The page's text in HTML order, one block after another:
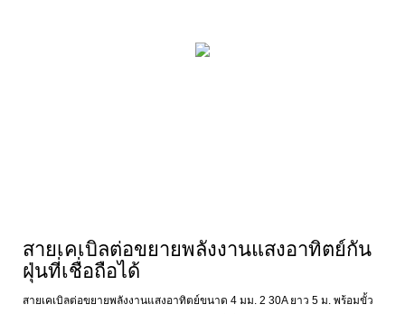
สายเคเบิลต่อขยายพลังงานแสงอาทิตย์กัน
ฝุ่นที่เชื่อถือได้
สายเคเบิลต่อขยายพลังงานแสงอาทิตย์ขนาด 4 มม. 2 30A ยาว 5 ม. พร้อมขั้ว